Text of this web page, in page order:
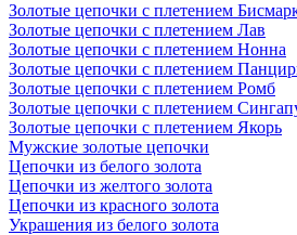
Золотые цепочки с плетением
Золотые цепочки с плетением Лав
Золотые цепочки с плетением Нонна
Золотые цепочки с плетением
Золотые цепочки с плетением Ромб
Золотые цепочки с плетением
Золотые цепочки с плетением Якорь
Мужские золотые цепочки
Цепочки из белого золота
Цепочки из желтого золота
Цепочки из красного золота
Украшения из белого золота